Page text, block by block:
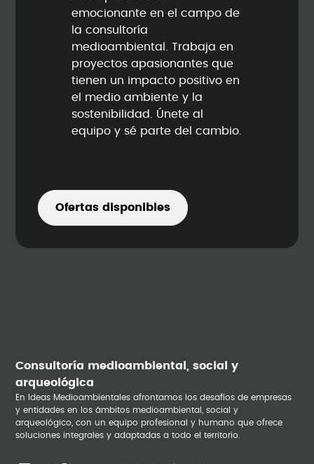
emocionante en el campo de
la consultoría
medioambiental. Trabaja en
proyectos apasionantes que
tienen un impacto positivo en
el medio ambiente y la
sostenibilidad. Únete al
equipo y sé parte del cambio.
Ofertas disponibles
Consultoría medioambiental, social y
arqueológica
En Ideas Medioambientales afrontamos los desafíos de empresas
y entidades en los ámbitos medioambiental, social y
arqueológico, con un equipo profesional y humano que ofrece
soluciones integrales y adaptadas a todo el territorio.